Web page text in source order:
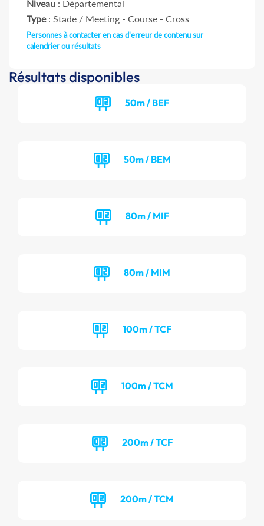
Niveau : Départemental
Type: Stade / Meeting - Course - Cross
Personnes à contacter en cas d'erreur de contenu sur
calendrier ou résultats
Résultats disponibles
50m / BEF
50m / BEM
80m / MIF
80m / MIM
100m / TCF
100m / TCM
200m / TCF
200m / TCM